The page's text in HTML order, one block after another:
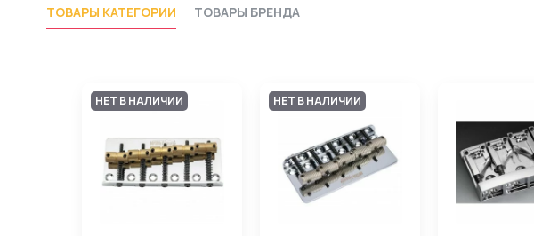
ТОВАРЫ КАТЕГОРИИ ТОВАРЫ БРЕНДА
НЕТ В НАЛИЧИИ НЕТ В НАЛИЧИИ